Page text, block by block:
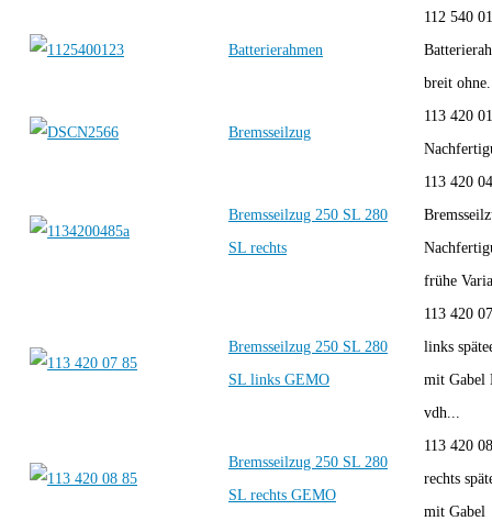
Batterierahmen
112 540
breit
Bremsseilzug
113 420
Bremsseilzug 250 SL 280
SL rechts
113 420
frühe
Bremsseilzug 250 SL 280
SL links GEMO
113 420
links
mit Gabel
vdh...
Bremsseilzug 250 SL 280
SL rechts GEMO
113 420
rechts
mit